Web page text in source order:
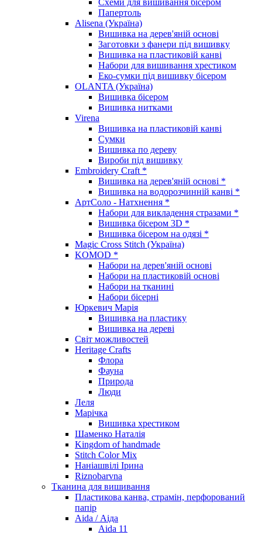
Папертоль
Alisena (Україна)
Вишивка на дерев'яній основі
Заготовки з фанери під вишивку
Вишивка на пластиковій канві
Набори для вишивання хрестиком
Еко-сумки під вишивку бісером
OLANTA (Україна)
Вишивка бісером
Вишивка нитками
Virena
Вишивка на пластиковій канві
Сумки
Вишивка по дереву
Вироби під вишивку
Embroidery Craft *
Вишивка на дерев'яній основі *
Вишивка на водорозчинній канві *
АртСоло - Натхнення *
Набори для викладення стразами *
Вишивка бісером 3D *
Вишивка бісером на одязі *
Magic Cross Stitch (Україна)
KOMOD *
Набори на дерев'яній основі
Набори на пластиковій основі
Набори на тканині
Набори бісерні
Юркевич Марія
Вишивка на пластику
Вишивка на дереві
Світ можливостей
Heritage Crafts
Флора
Фауна
Природа
Люди
Леля
Марічка
Вишивка хрестиком
Шаменко Наталія
Kingdom of handmade
Stitch Color Mix
Наніашвілі Ірина
Riznobarvna
Тканина для вишивання
Пластикова канва, страмін, перфорований
папір
Aida / Аіда
Aida 11